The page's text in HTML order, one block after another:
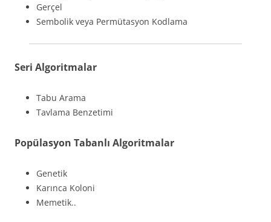
Gerçel
Sembolik veya Permütasyon Kodlama
Seri Algoritmalar
Tabu Arama
Tavlama Benzetimi
Popülasyon Tabanlı Algoritmalar
Genetik
Karınca Koloni
Memetik..